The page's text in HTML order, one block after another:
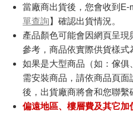
當廠商出貨後，您會收到
單查詢】確認出貨情況。
產品顏色可能會因網頁呈
參考，商品依實際供貨樣式
如果是大型商品（如：傢俱
需安裝商品，請依商品頁
後，出貨廠商將會和您聯繫
偏遠地區、樓層費及其它